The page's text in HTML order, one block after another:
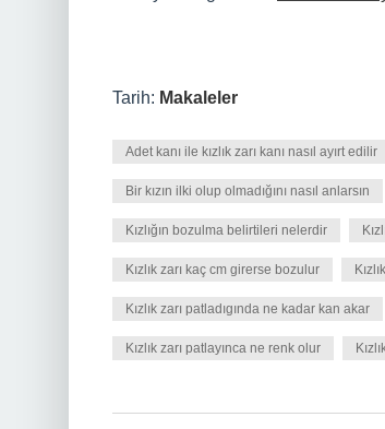
Tarih: Makaleler
Adet kanı ile kızlık zarı kanı nasıl ayırt edilir
Bir kızın ilki olup olmadığını nasıl anlarsın
Kızlığın bozulma belirtileri nelerdir
Kızlık zarı kaç cm girerse bozulur
Kızlık zarı patladıgında ne kadar kan akar
Kızlık zarı patlayınca ne renk olur